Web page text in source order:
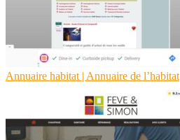
Annuaire habitat | Annuaire de l’habitat